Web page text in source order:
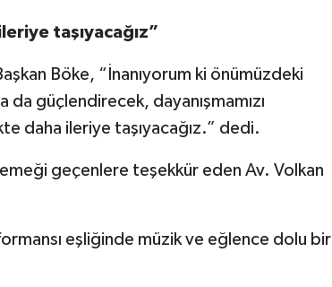
taşıyacağız”
Böke, “İnanıyorum ki önümüzdeki
güçlendirecek, dayanışmamızı
daha ileriye taşıyacağız.” dedi.
geçenlere teşekkür eden Av. Volkan
eşliğinde müzik ve eğlence dolu bir